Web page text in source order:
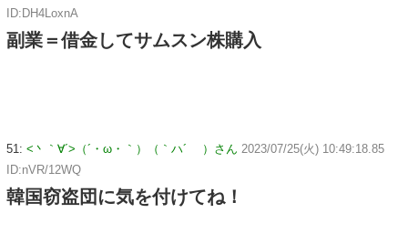
ID:DH4LoxnA
副業＝借金してサムスン株購入
51: <丶｀∀´>（´・ω・｀）（｀ハ´ ）さん 2023/07/25(火) 10:49:18.85
ID:nVR/12WQ
韓国窃盗団に気を付けてね！